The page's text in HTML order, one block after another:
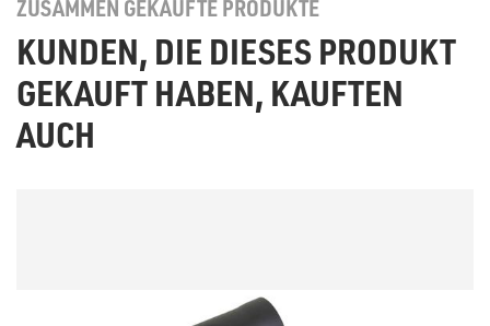
ZUSAMMEN GEKAUFTE PRODUKTE
KUNDEN, DIE DIESES PRODUKT
GEKAUFT HABEN, KAUFTEN
AUCH